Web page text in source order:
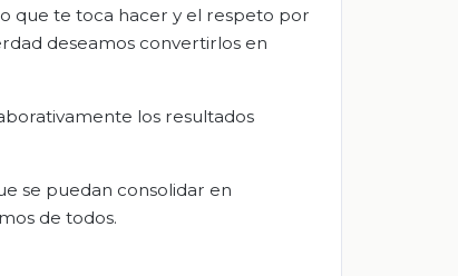
que te toca hacer y el respeto por
deseamos convertirlos en
los resultados
se puedan consolidar en
de todos.